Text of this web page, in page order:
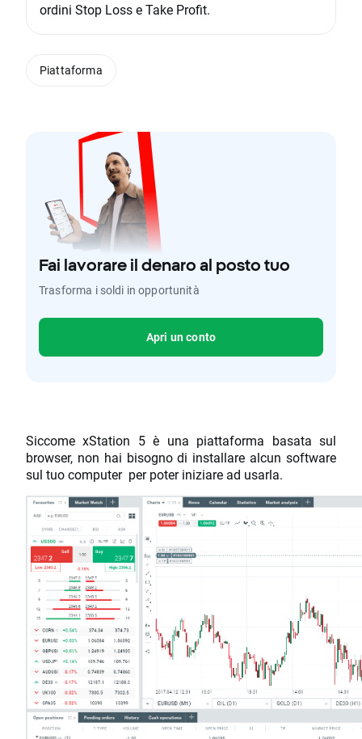
ordini Stop Loss e Take Profit.
Fai lavorare il denaro al posto tuo
Trasforma i soldi in opportunità
Apri un conto
Siccome xStation 5 è una piattaforma basata sul
browser, non hai bisogno di installare alcun software
sul tuo computer per poter iniziare ad usarla.
Piattaforma